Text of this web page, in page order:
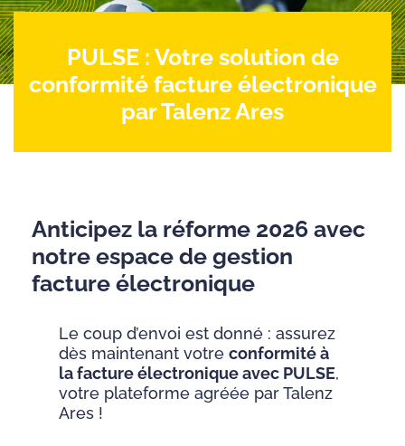
Aller
au
contenu
PULSE : Votre solution de
conformité facture électronique
par Talenz Ares
Anticipez la réforme 2026 avec
notre espace de gestion
facture électronique
Le coup d’envoi est donné : assurez
dès maintenant votre conformité à
la facture électronique avec PULSE,
votre plateforme agréée par Talenz
Ares !